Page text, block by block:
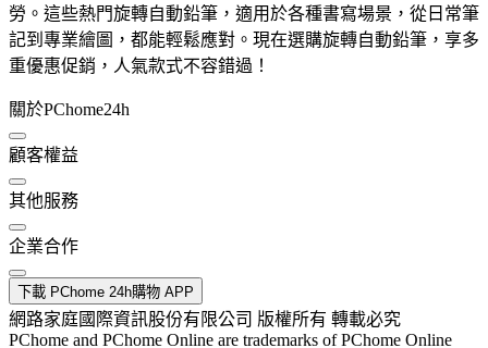
勞。這些熱門旋轉自動鉛筆，適用於各種書寫場景，從日常筆
記到專業繪圖，都能輕鬆應對。現在選購旋轉自動鉛筆，享多
重優惠促銷，人氣款式不容錯過！
關於PChome24h
顧客權益
其他服務
企業合作
下載 PChome 24h購物 APP
網路家庭國際資訊股份有限公司 版權所有 轉載必究
PChome and PChome Online are trademarks of PChome Online